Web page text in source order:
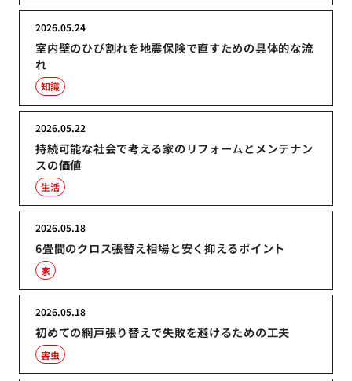
室内壁のひび割れを地震保険で直すための具体的な流
れ
2026.05.24
知識
持続可能な社会で考える家のリフォームとメンテナン
スの価値
2026.05.22
生活
6畳間のクロス張替え相場と安く抑えるポイント
2026.05.18
家
初めての網戸張り替えで失敗を避けるための工夫
2026.05.18
害虫